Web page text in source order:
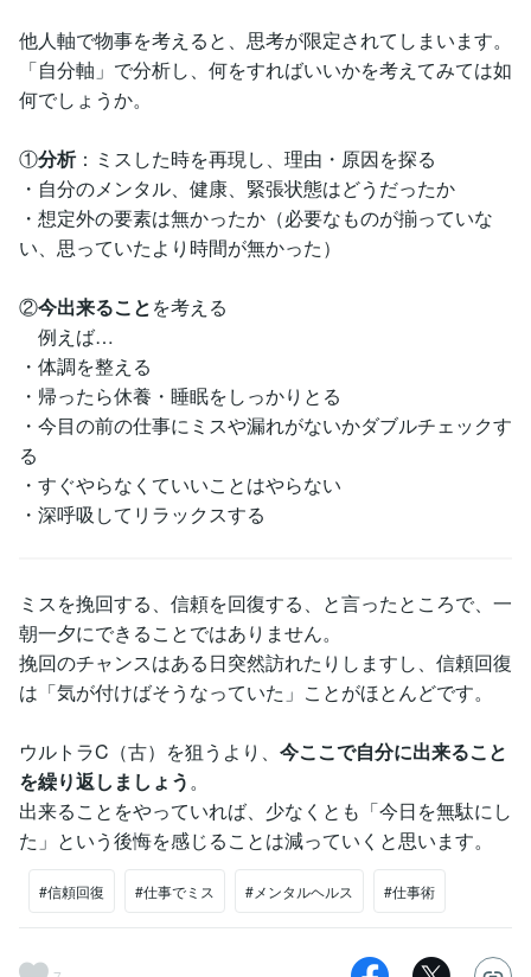
他人軸で物事を考えると、思考が限定されてしまいます。
「自分軸」で分析し、何をすればいいかを考えてみては如
何でしょうか。
①分析：ミスした時を再現し、理由・原因を探る
・自分のメンタル、健康、緊張状態はどうだったか
・想定外の要素は無かったか（必要なものが揃っていな
い、思っていたより時間が無かった）
②今出来ることを考える
例えば…
・体調を整える
・帰ったら休養・睡眠をしっかりとる
・今目の前の仕事にミスや漏れがないかダブルチェックす
る
・すぐやらなくていいことはやらない
・深呼吸してリラックスする
ミスを挽回する、信頼を回復する、と言ったところで、一
朝一夕にできることではありません。
挽回のチャンスはある日突然訪れたりしますし、信頼回復
は「気が付けばそうなっていた」ことがほとんどです。
ウルトラC（古）を狙うより、 今ここで自分に出来ること
を繰り返しましょう。
出来ることをやっていれば、少なくとも「今日を無駄にし
た」という後悔を感じることは減っていくと思います。
#信頼回復 #仕事でミス #メンタルヘルス #仕事術